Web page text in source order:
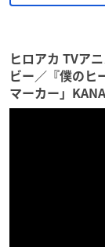
ヒロアカ TVア
ビー／『僕のヒ
マーカー」